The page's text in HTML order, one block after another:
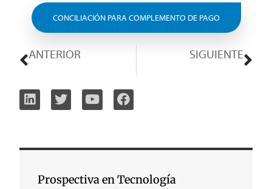
CONCILIACIÓN PARA COMPLEMENTO DE PAGO
ANTERIOR SIGUIENTE
Prospectiva en Tecnología